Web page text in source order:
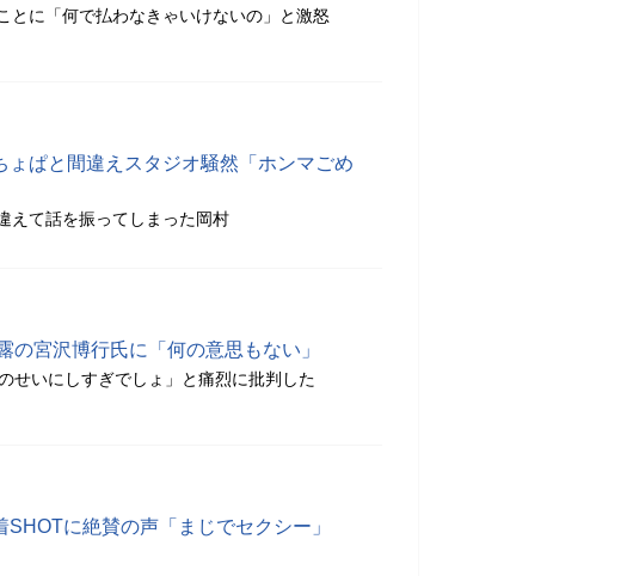
とに「何で払わなきゃいけないの」と激怒
ょぱと間違えスタジオ騒然「ホンマごめ
えて話を振ってしまった岡村
の宮沢博行氏に「何の意思もない」
せいにしすぎでしょ」と痛烈に批判した
SHOTに絶賛の声「まじでセクシー」